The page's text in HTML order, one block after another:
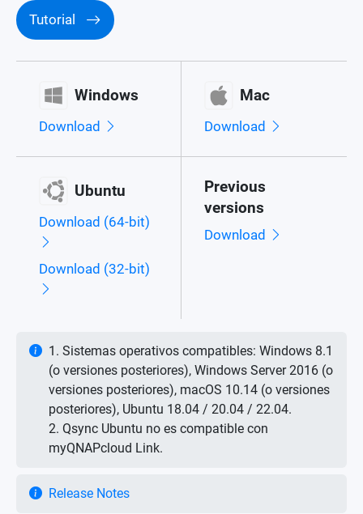
Tutorial
Windows
Download
Mac
Download
Ubuntu
Download (64-bit)
Download (32-bit)
Previous
versions
Download
1. Sistemas operativos compatibles: Windows 8.1
(o versiones posteriores), Windows Server 2016 (o
versiones posteriores), macOS 10.14 (o versiones
posteriores), Ubuntu 18.04 / 20.04 / 22.04.
2. Qsync Ubuntu no es compatible con
myQNAPcloud Link.
Release Notes